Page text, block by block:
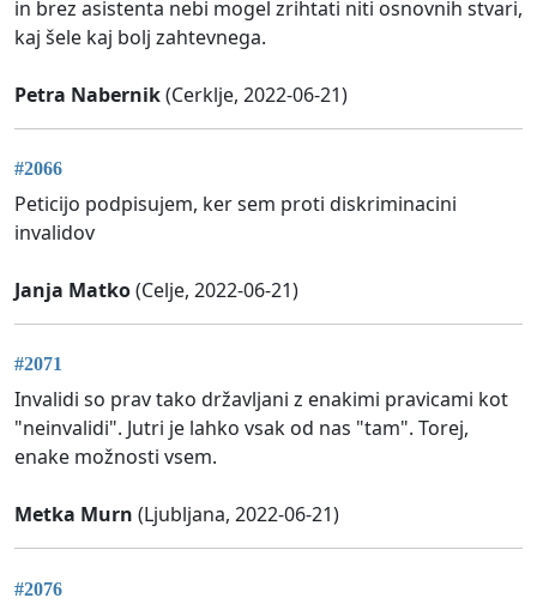
in brez asistenta nebi mogel zrihtati niti osnovnih stvari,
kaj šele kaj bolj zahtevnega.
Petra Nabernik(Cerklje, 2022-06-21)
#2066
Peticijo podpisujem, ker sem proti diskriminacini
invalidov
Janja Matko(Celje, 2022-06-21)
#2071
Invalidi so prav tako državljani z enakimi pravicami kot
"neinvalidi". Jutri je lahko vsak od nas "tam". Torej,
enake možnosti vsem.
Metka Murn (Ljubljana, 2022-06-21)
#2076